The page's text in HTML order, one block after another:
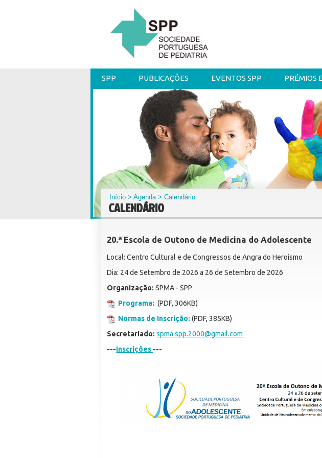
SPP PUBLICAÇÕES EVENTOS SPP PRÉMIOS
Início >Agenda> Calendário
CALENDÁRIO
20.ª Escola de Outono de Medicina do Adolescente
Local: Centro Cultural e de Congressos de Angra do Heroísmo
Dia: 24 de Setembro de 2026 a 26 de Setembro de 2026
Organização: SPMA - SPP
Programa: (PDF, 306KB)
Normas de Inscrição: (PDF, 385KB)
Secretariado:spma.spp.2000@gmail.com
---Inscrições ---